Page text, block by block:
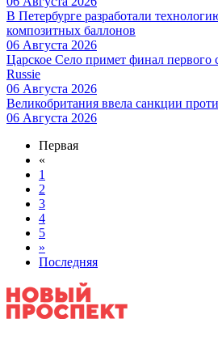
В Петербурге разработали
композитных баллонов
06 Августа 2026
Царское Село примет финал первого
Russie
06 Августа 2026
Великобритания ввела санкции
06 Августа 2026
Первая
«
1
2
3
4
5
»
Последняя